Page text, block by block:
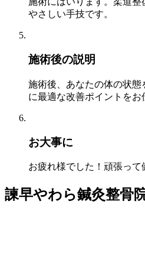
やさしい手技です。
施術後の説明
施術後、あなたの体の状
に最適な改善ポイントをお
お大事に
お疲れ様でした！頑張って
諫早やわら鍼灸整骨